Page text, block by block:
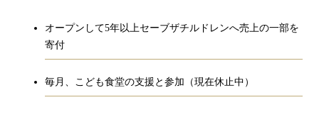
オープンして5年以上セーブザチルドレンへ売上の一部を
寄付
毎月、こども食堂の支援と参加（現在休止中）